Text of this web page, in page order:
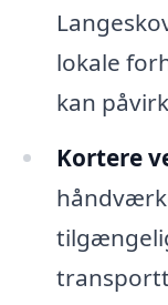
lokale
kan
Kortere